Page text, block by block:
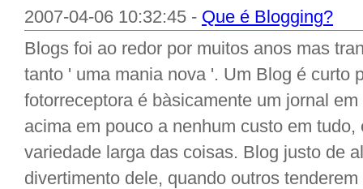
2007-04-06 10:32:45 - Que é Blogging?
Blogs foi ao redor por muitos anos mas
tanto ' uma mania nova '. Um Blog é curto
fotorreceptora é bàsicamente um jornal
acima em pouco a nenhum custo em
variedade larga das coisas. Blog justo de
divertimento dele, quando outros